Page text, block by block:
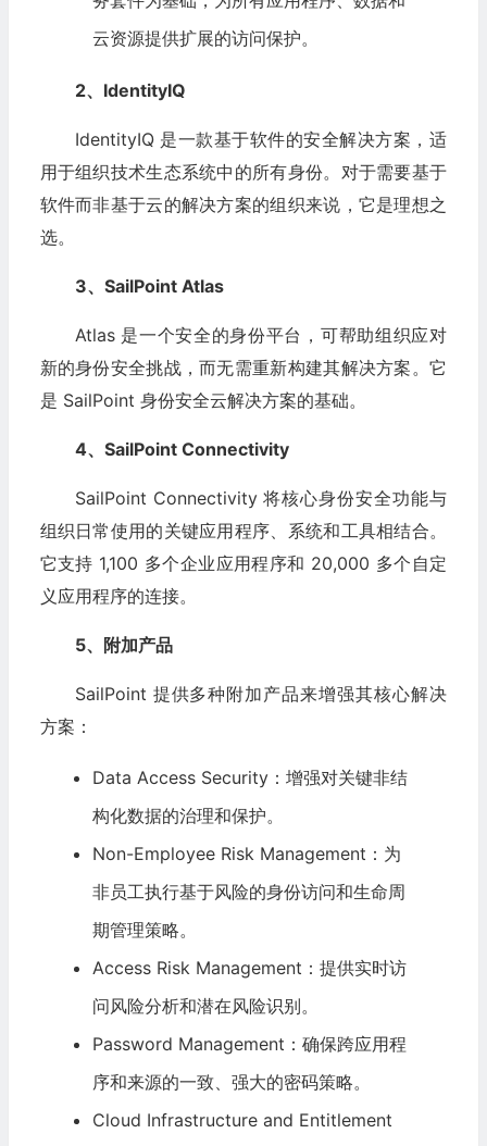
云资源提供扩展的访问保护。
2、IdentityIQ
IdentityIQ 是一款基于软件的安全解决方案，适
用于组织技术生态系统中的所有身份。对于需要基于
软件而非基于云的解决方案的组织来说，它是理想之
选。
3、SailPoint Atlas
Atlas 是一个安全的身份平台，可帮助组织应对
新的身份安全挑战，而无需重新构建其解决方案。它
是 SailPoint 身份安全云解决方案的基础。
4、SailPoint Connectivity
SailPoint Connectivity 将核心身份安全功能与
组织日常使用的关键应用程序、系统和工具相结合。
它支持 1,100 多个企业应用程序和 20,000 多个自定
义应用程序的连接。
5、附加产品
SailPoint 提供多种附加产品来增强其核心解决
方案：
Data Access Security：增强对关键非结
构化数据的治理和保护。
Non-Employee Risk Management：为
非员工执行基于风险的身份访问和生命周
期管理策略。
Access Risk Management：提供实时访
问风险分析和潜在风险识别。
Password Management：确保跨应用程
序和来源的一致、强大的密码策略。
Cloud Infrastructure and Entitlement